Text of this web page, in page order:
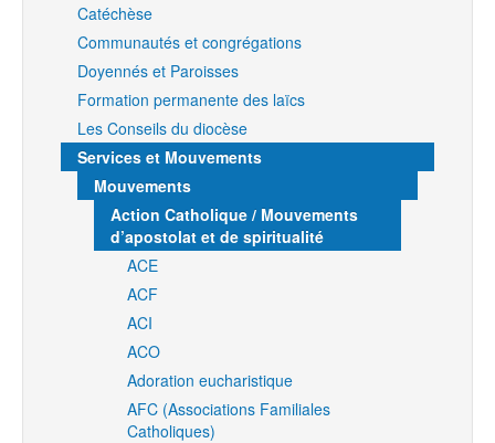
Catéchèse
Communautés et congrégations
Doyennés et Paroisses
Formation permanente des laïcs
Les Conseils du diocèse
Services et Mouvements
Mouvements
Action Catholique / Mouvements
d’apostolat et de spiritualité
ACE
ACF
ACI
ACO
Adoration eucharistique
AFC (Associations Familiales
Catholiques)